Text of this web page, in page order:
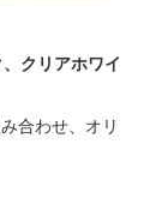
クリアホワイ
合わせ、オリ